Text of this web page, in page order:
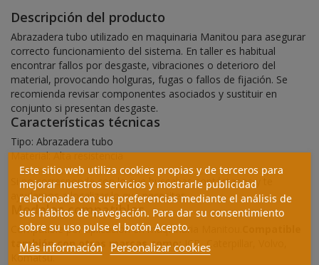
Descripción del producto
Abrazadera tubo utilizado en maquinaria Manitou para asegurar
correcto funcionamiento del sistema. En taller es habitual
encontrar fallos por desgaste, vibraciones o deterioro del
material, provocando holguras, fugas o fallos de fijación. Se
recomienda revisar componentes asociados y sustituir en
conjunto si presentan desgaste.
Características técnicas
Tipo: Abrazadera tubo
Material: Alta resistencia
Si no corresponde con lo que buscabas contáctanos y te
ayudamos a localizar lo que necesites.
Modelos compatibles
Compatible por aplicación en maquinaria Manitou.
también con otras marcas como:JCB, Caterpillar, Volvo,
Komatsu.
Este sitio web utiliza cookies propias y de terceros para
mejorar nuestros servicios y mostrarle publicidad
relacionada con sus preferencias mediante el análisis de
sus hábitos de navegación. Para dar su consentimiento
sobre su uso pulse el botón Acepto.
Más información Personalizar cookies